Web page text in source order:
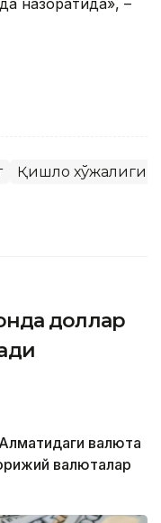
назоратида», –
Қишлоқ хўжалиги
доллар
валюта
валюталар